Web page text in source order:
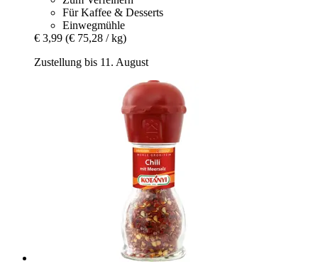
Für Kaffee & Desserts
Einwegmühle
€ 3,99 (€ 75,28 / kg)
Zustellung bis 11. August